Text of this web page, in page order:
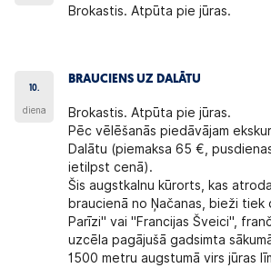
Brokastis. Atpūta pie jūras.
10.
diena
BRAUCIENS UZ DALĀTU
Brokastis. Atpūta pie jūras.
Pēc vēlēšanās piedāvājam
Dalātu (piemaksa 65 €,
ietilpst cenā).
Šis augstkalnu kūrorts, kas
braucienā no Ņačanas, bieži
Parīzi" vai "Francijas Šveici",
uzcēla pagājušā gadsimta
1500 metru augstumā virs jūras